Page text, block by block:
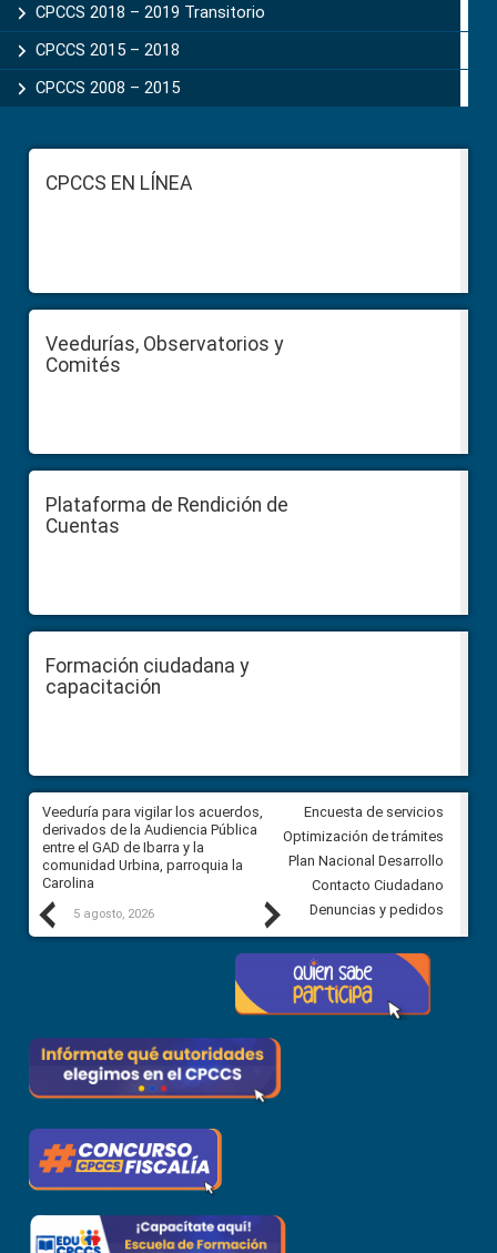
CPCCS 2018 – 2019 Transitorio
CPCCS 2015 – 2018
CPCCS 2008 – 2015
FooterCPCCS EN LÍNEA
Veedurías, Observatorios y
Comités
Plataforma de Rendición de
Cuentas
Formación ciudadana y
capacitación
Previous
Veeduría para vigilar los acuerdos,
derivados de la Audiencia Pública
entre el GAD de Ibarra y la
comunidad Urbina, parroquia la
Carolina
5 agosto, 2026
CPCCS convoca a Veeduría
Ciudadana para vigilar el
5 agosto, 2026
Next
Encuesta de servicios
Optimización de trámites
Plan Nacional Desarrollo
Contacto Ciudadano
Denuncias y pedidos